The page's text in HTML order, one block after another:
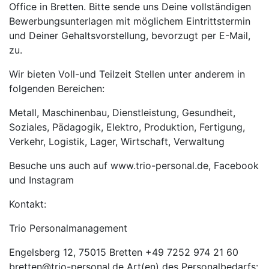
Office in Bretten. Bitte sende uns Deine vollständigen
Bewerbungsunterlagen mit möglichem Eintrittstermin
und Deiner Gehaltsvorstellung, bevorzugt per E-Mail,
zu.
Wir bieten Voll-und Teilzeit Stellen unter anderem in
folgenden Bereichen:
Metall, Maschinenbau, Dienstleistung, Gesundheit,
Soziales, Pädagogik, Elektro, Produktion, Fertigung,
Verkehr, Logistik, Lager, Wirtschaft, Verwaltung
Besuche uns auch auf www.trio-personal.de, Facebook
und Instagram
Kontakt:
Trio Personalmanagement
Engelsberg 12, 75015 Bretten +49 7252 974 21 60
bretten@trio-personal.de Art(en) des Personalbedarfs: